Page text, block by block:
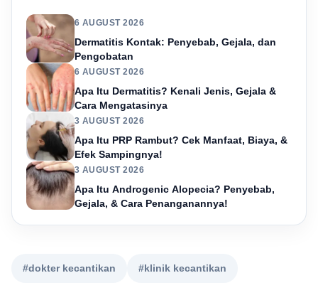
6 AUGUST 2026
Dermatitis Kontak: Penyebab, Gejala, dan
Pengobatan
6 AUGUST 2026
Apa Itu Dermatitis? Kenali Jenis, Gejala &
Cara Mengatasinya
3 AUGUST 2026
Apa Itu PRP Rambut? Cek Manfaat, Biaya, &
Efek Sampingnya!
3 AUGUST 2026
Apa Itu Androgenic Alopecia? Penyebab,
Gejala, & Cara Penanganannya!
#dokter kecantikan #klinik kecantikan